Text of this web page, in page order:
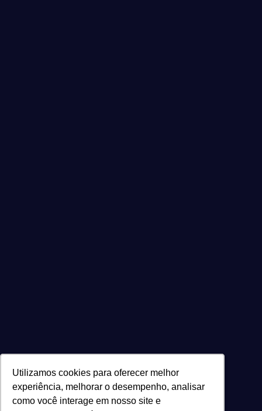
Utilizamos cookies para oferecer melhor
experiência, melhorar o desempenho, analisar
como você interage em nosso site e
Utilizamos cookies para oferecer melhor
experiência, melhorar o desempenho, analisar
como você interage em nosso site e